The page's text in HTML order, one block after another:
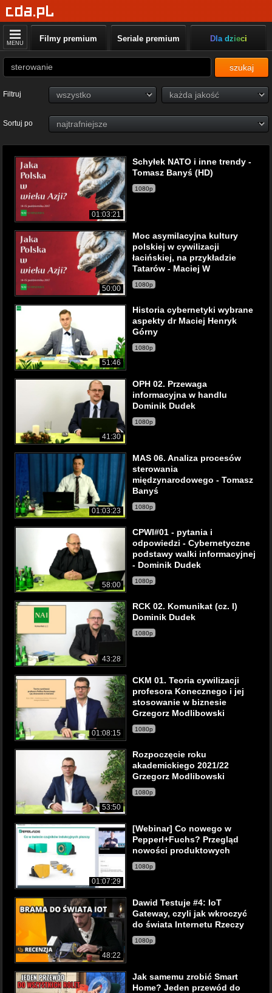
MENU Filmy premium Seriale premium Dla dzieci
szukaj
Filtruj
Sortuj po
01:03:21
Schyłek NATO i inne trendy -
Tomasz Banyś (HD)
1080p
50:00
Moc asymilacyjna kultury
polskiej w cywilizacji
łacińskiej, na przykładzie
Tatarów - Maciej W
1080p
51:46
Historia cybernetyki wybrane
aspekty dr Maciej Henryk
Górny
1080p
41:30
OPH 02. Przewaga
informacyjna w handlu
Dominik Dudek
1080p
01:03:23
MAS 06. Analiza procesów
sterowania
międzynarodowego - Tomasz
Banyś
1080p
58:00
CPWI#01 - pytania i
odpowiedzi - Cybernetyczne
podstawy walki informacyjnej
- Dominik Dudek
1080p
43:28
RCK 02. Komunikat (cz. I)
Dominik Dudek
1080p
01:08:15
CKM 01. Teoria cywilizacji
profesora Konecznego i jej
stosowanie w biznesie
Grzegorz Modlibowski
1080p
53:50
Rozpoczęcie roku
akademickiego 2021/22
Grzegorz Modlibowski
1080p
01:07:29
[Webinar] Co nowego w
Pepperl+Fuchs? Przegląd
nowości produktowych
1080p
48:22
Dawid Testuje #4: IoT
Gateway, czyli jak wkroczyć
do świata Internetu Rzeczy
1080p
Jak samemu zrobić Smart
Home? Jeden przewód do